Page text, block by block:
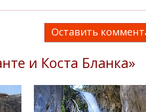
Оставить
и Коста Бланка»